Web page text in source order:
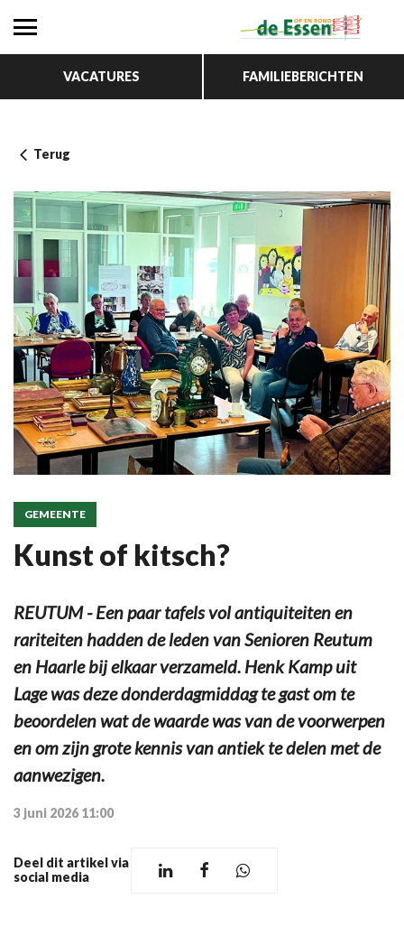
VACATURES FAMILIEBERICHTEN
Terug
GEMEENTE
Kunst of kitsch?
REUTUM - Een paar tafels vol antiquiteiten en
rariteiten hadden de leden van Senioren Reutum
en Haarle bij elkaar verzameld. Henk Kamp uit
Lage was deze donderdagmiddag te gast om te
beoordelen wat de waarde was van de voorwerpen
en om zijn grote kennis van antiek te delen met de
aanwezigen.
3 juni 2026 11:00
Deel dit artikel via
social media